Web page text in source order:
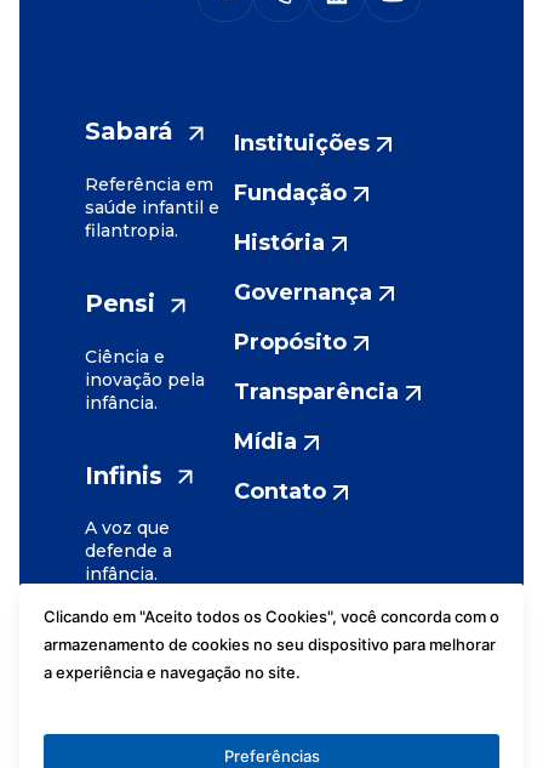
Sabará
Referência em
saúde infantil e
filantropia.
Pensi
Ciência e
inovação pela
infância.
Infinis
A voz que
defende a
infância.
Instituições
Fundação
História
Governança
Propósito
Transparência
Mídia
Contato
Imprensa
Clicando em "Aceito todos os Cookies", você concorda com o
armazenamento de cookies no seu dispositivo para melhorar
a experiência e navegação no site.
Preferências